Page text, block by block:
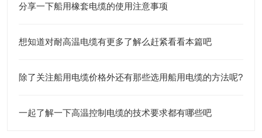
分享一下船用橡套电缆的使用注意事项
想知道对耐高温电缆有更多了解么赶紧看看本篇吧
除了关注船用电缆价格外还有那些选用船用电缆的方法呢?
一起了解一下高温控制电缆的技术要求都有哪些吧